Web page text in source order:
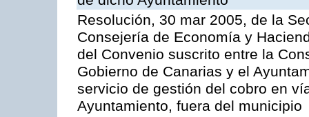
Resolución, 30 mar 2005, de la
Consejería de Economía y
del Convenio suscrito entre la
Gobierno de Canarias y el
servicio de gestión del cobro en
Ayuntamiento, fuera del municipio